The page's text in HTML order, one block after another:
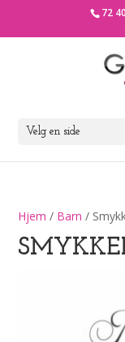
72
Velg en side
Hjem / Barn /